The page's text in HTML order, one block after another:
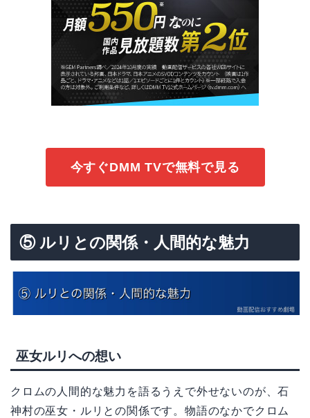
今すぐDMM TVで無料で見る
⑤ ルリとの関係・人間的な魅力
巫女ルリへの想い
クロムの人間的な魅力を語るうえで外せないのが、石
神村の巫女・ルリとの関係です。物語のなかでクロム